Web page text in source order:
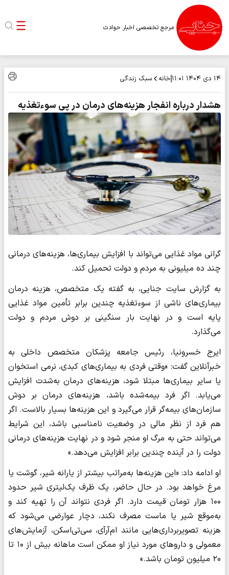
مرجع تخصصی اخبار حوادث
۱۴ دی ۱۴۰۴ ۱۱:۰۱ خانه سبک زندگی
هشدار درباره انفجار هزینه‌های درمان در پی سوءتغذیه
گرانی مواد غذایی می‌تواند با افزایش بیماری‌ها، هزینه‌های درمانی
چند ده میلیونی به مردم و دولت تحمیل کند.
به گزارش سایت جنایی، به گفته یک متخصص، هزینه درمان
بیماری‌های ناشی از سوءتغذیه چندین برابر تأمین مواد غذایی
پایه است و در نهایت بار سنگینی بر دوش مردم و دولت
می‌گذارد.
ایرج خسرونیا، رئیس جامعه پزشکان متخصص داخلی به
خبرآنلاین گفت: «وقتی فردی به بیماری‌های کبدی، نرمی استخوان
یا سایر بیماری‌ها مبتلا شود، هزینه‌های درمان به‌شدت افزایش
می‌یابد. اگر فرد بیمه‌شده باشد، هزینه‌های درمان بر دوش
سازمان‌های بیمه‌گر قرار می‌گیرد و این هزینه‌ها بسیار بالاست. اگر
هم فرد از نظر مالی در وضعیت نامناسبی باشد، این شرایط
می‌تواند حتی به مرگ او منجر شود و در نهایت هزینه‌های درمانی
دولت را در آینده چندین برابر افزایش می‌دهد.»
او ادامه داد: «این هزینه‌ها به‌مراتب بیشتر از یارانه شیر، گوشت یا
مرغ خواهد بود. در حال حاضر، یک ظرف یک‌لیتری شیر حدود
۱۰۰ هزار تومان قیمت دارد. اگر فردی نتواند آن را تهیه کند و
به‌موقع شیر یا ماست مصرف نکند، دچار عوارضی می‌شود که
هزینه تصویربرداری‌هایی مانند ام‌آرآی، سی‌تی‌اسکن، آزمایش‌های
معمولی و داروهای مورد نیاز او ممکن است ماهانه بیش از ۱۰ تا
۲۰ میلیون تومان باشد.»